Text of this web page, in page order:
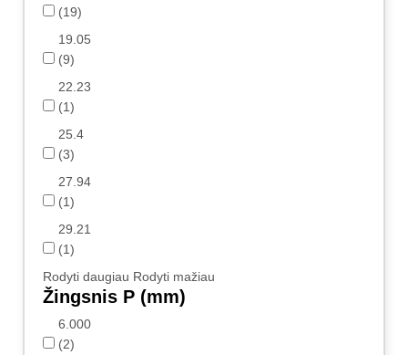
(19)
19.05
(9)
22.23
(1)
25.4
(3)
27.94
(1)
29.21
(1)
Rodyti daugiau Rodyti mažiau
Žingsnis P (mm)
6.000
(2)